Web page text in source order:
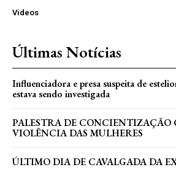
Videos
Últimas Notícias
Influenciadora e presa suspeita de
estava sendo investigada
PALESTRA DE CONCIENTIZAÇÃO
VIOLÊNCIA DAS MULHERES
ÚLTIMO DIA DE CAVALGADA DA